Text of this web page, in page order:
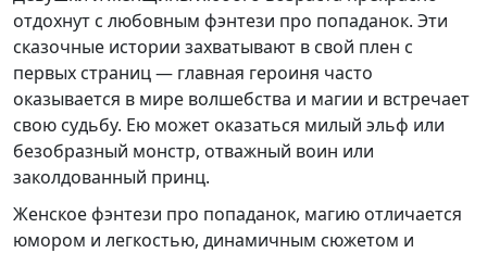
отдохнут с любовным фэнтези про попаданок. Эти
сказочные истории захватывают в свой плен с
первых страниц — главная героиня часто
оказывается в мире волшебства и магии и встречает
свою судьбу. Ею может оказаться милый эльф или
безобразный монстр, отважный воин или
заколдованный принц.
Женское фэнтези про попаданок, магию отличается
юмором и легкостью, динамичным сюжетом и